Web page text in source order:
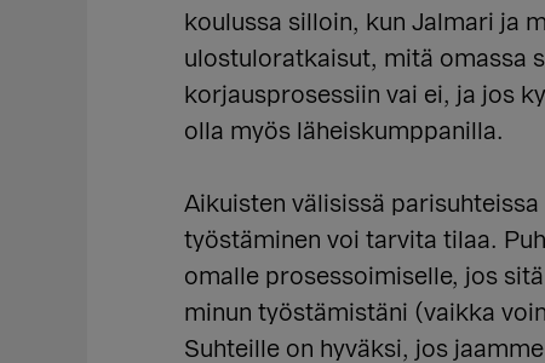
koulussa silloin, kun Jalmari ja
ulostuloratkaisut, mitä omassa
korjausprosessiin vai ei, ja jos
olla myös läheiskumppanilla.
Aikuisten välisissä
työstäminen voi tarvita tilaa.
omalle prosessoimiselle, jos
minun työstämistäni (vaikka
Suhteille on hyväksi, jos